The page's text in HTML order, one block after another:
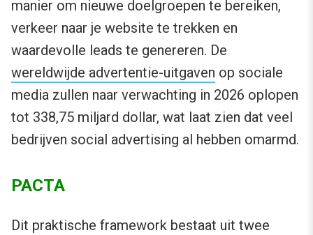
manier om nieuwe doelgroepen te bereiken,
verkeer naar je website te trekken en
waardevolle leads te genereren. De
wereldwijde advertentie-uitgaven op sociale
media zullen naar verwachting in 2026 oplopen
tot 338,75 miljard dollar, wat laat zien dat veel
bedrijven social advertising al hebben omarmd.
PACTA
Dit praktische framework bestaat uit twee